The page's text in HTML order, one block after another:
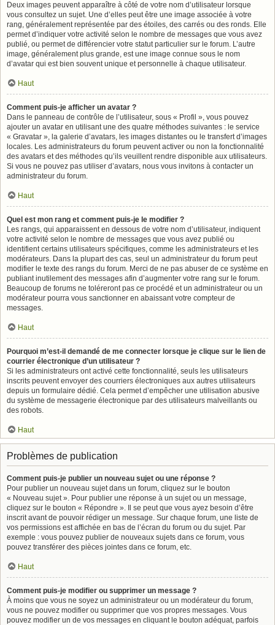
Deux images peuvent apparaître à côté de votre nom d’utilisateur lorsque
vous consultez un sujet. Une d’elles peut être une image associée à votre
rang, généralement représentée par des étoiles, des carrés ou des ronds. Elle
permet d’indiquer votre activité selon le nombre de messages que vous avez
publié, ou permet de différencier votre statut particulier sur le forum. L’autre
image, généralement plus grande, est une image connue sous le nom
d’avatar qui est bien souvent unique et personnelle à chaque utilisateur.
Haut
Comment puis-je afficher un avatar ?
Dans le panneau de contrôle de l’utilisateur, sous « Profil », vous pouvez
ajouter un avatar en utilisant une des quatre méthodes suivantes : le service
« Gravatar », la galerie d’avatars, les images distantes ou le transfert d’images
locales. Les administrateurs du forum peuvent activer ou non la fonctionnalité
des avatars et des méthodes qu’ils veuillent rendre disponible aux utilisateurs.
Si vous ne pouvez pas utiliser d’avatars, nous vous invitons à contacter un
administrateur du forum.
Haut
Quel est mon rang et comment puis-je le modifier ?
Les rangs, qui apparaissent en dessous de votre nom d’utilisateur, indiquent
votre activité selon le nombre de messages que vous avez publié ou
identifient certains utilisateurs spécifiques, comme les administrateurs et les
modérateurs. Dans la plupart des cas, seul un administrateur du forum peut
modifier le texte des rangs du forum. Merci de ne pas abuser de ce système en
publiant inutilement des messages afin d’augmenter votre rang sur le forum.
Beaucoup de forums ne toléreront pas ce procédé et un administrateur ou un
modérateur pourra vous sanctionner en abaissant votre compteur de
messages.
Haut
Pourquoi m’est-il demandé de me connecter lorsque je clique sur le lien de
courrier électronique d’un utilisateur ?
Si les administrateurs ont activé cette fonctionnalité, seuls les utilisateurs
inscrits peuvent envoyer des courriers électroniques aux autres utilisateurs
depuis un formulaire dédié. Cela permet d’empêcher une utilisation abusive
du système de messagerie électronique par des utilisateurs malveillants ou
des robots.
Haut
Problèmes de publication
Comment puis-je publier un nouveau sujet ou une réponse ?
Pour publier un nouveau sujet dans un forum, cliquez sur le bouton
« Nouveau sujet ». Pour publier une réponse à un sujet ou un message,
cliquez sur le bouton « Répondre ». Il se peut que vous ayez besoin d’être
inscrit avant de pouvoir rédiger un message. Sur chaque forum, une liste de
vos permissions est affichée en bas de l’écran du forum ou du sujet. Par
exemple : vous pouvez publier de nouveaux sujets dans ce forum, vous
pouvez transférer des pièces jointes dans ce forum, etc.
Haut
Comment puis-je modifier ou supprimer un message ?
À moins que vous ne soyez un administrateur ou un modérateur du forum,
vous ne pouvez modifier ou supprimer que vos propres messages. Vous
pouvez modifier un de vos messages en cliquant le bouton adéquat, parfois